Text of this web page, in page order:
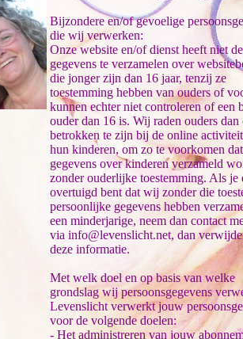
Bijzondere en/of gevoelige
die wij verwerken:
Onze website en/of dienst heeft niet
gegevens te verzamelen over
die jonger zijn dan 16 jaar, tenzij ze
toestemming hebben van ouders of
kunnen echter niet controleren of een
ouder dan 16 is. Wij raden ouders dan
betrokken te zijn bij de online
hun kinderen, om zo te voorkomen
gegevens over kinderen verzameld
zonder ouderlijke toestemming. Als je
overtuigd bent dat wij zonder die
persoonlijke gegevens hebben
een minderjarige, neem dan contact
via info@levenslicht.net, dan
deze informatie.
Met welk doel en op basis van welke
grondslag wij persoonsgegevens
Levenslicht verwerkt jouw
voor de volgende doelen:
- Het administreren van jouw